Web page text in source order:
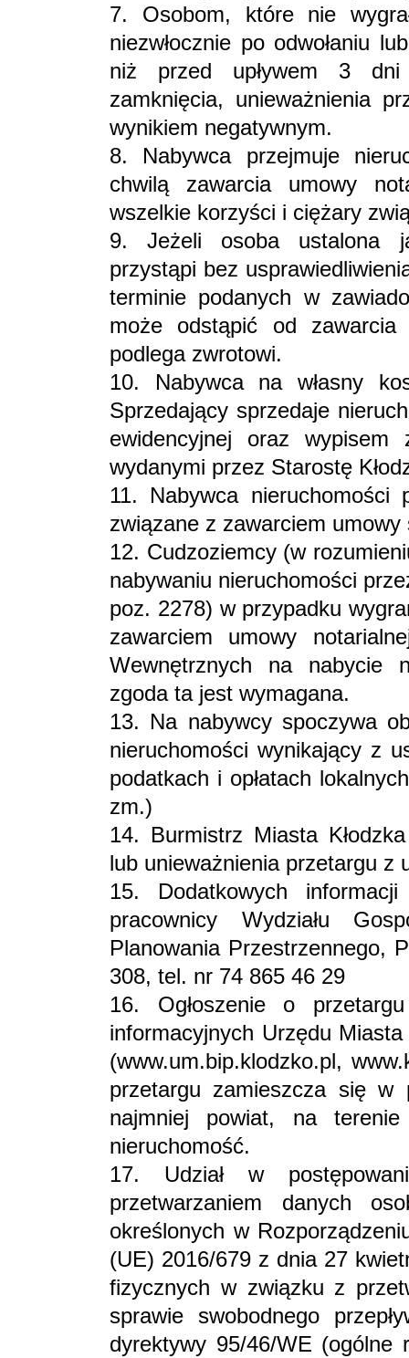
7. Osobom, które nie
niezwłocznie po odwołaniu
niż przed upływem 3 dni
zamknięcia, unieważnienia
wynikiem negatywnym.
8. Nabywca przejmuje
chwilą zawarcia umowy
wszelkie korzyści i ciężary
9. Jeżeli osoba ustalona
przystąpi bez
terminie podanych w
może odstąpić od zawarcia
podlega zwrotowi.
10. Nabywca na własny
Sprzedający sprzedaje
ewidencyjnej oraz
wydanymi przez Starostę
11. Nabywca
związane z zawarciem umowy
12. Cudzoziemcy (w
nabywaniu nieruchomości
poz. 2278) w przypadku
zawarciem umowy
Wewnętrznych na nabycie
zgoda ta jest wymagana.
13. Na nabywcy spoczywa
nieruchomości wynikający z
podatkach i opłatach
zm.)
14. Burmistrz Miasta
lub unieważnienia przetargu z
15. Dodatkowych
pracownicy Wydziału
Planowania Przestrzennego,
308, tel. nr 74 865 46 29
16. Ogłoszenie o
informacyjnych Urzędu
(www.um.bip.klodzko.pl,
przetargu zamieszcza się w
najmniej powiat, na
nieruchomość.
17. Udział w
przetwarzaniem danych
określonych w
(UE) 2016/679 z dnia 27
fizycznych w związku z
sprawie swobodnego
dyrektywy 95/46/WE (ogólne